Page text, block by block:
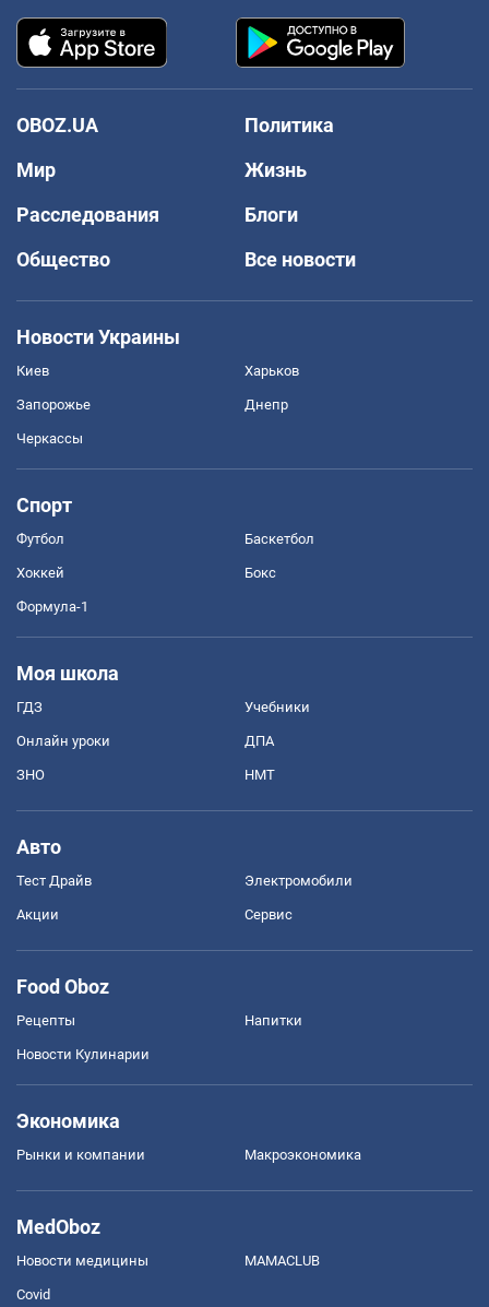
OBOZ.UA
Политика
Мир
Жизнь
Расследования
Блоги
Общество
Все новости
Новости Украины
Киев Харьков
Запорожье Днепр
Черкассы
Спорт
Футбол Баскетбол
Хоккей Бокс
Формула-1
Моя школа
ГДЗ Учебники
Онлайн уроки ДПА
ЗНО НМТ
Авто
Тест Драйв Электромобили
Акции Сервис
Food Oboz
Рецепты Напитки
Новости Кулинарии
Экономика
Рынки и компании Mакроэкономика
MedOboz
Новости медицины MAMACLUB
Covid